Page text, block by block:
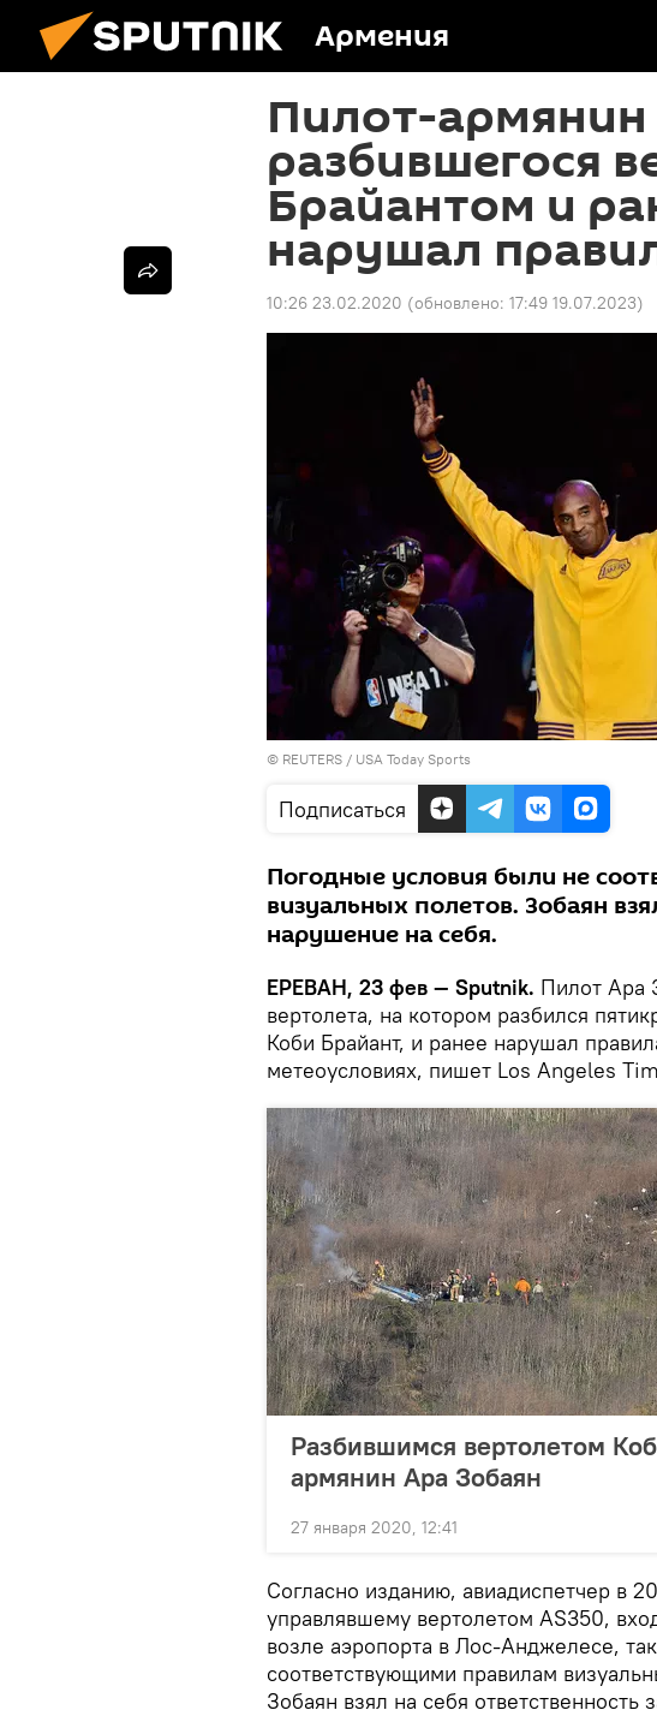
Армения
Пилот-армянин
разбившегося
Брайантом и
нарушал
10:26 23.02.2020 (обновлено: 17:49 19.07.2023)
© REUTERS / USA Today Sports
Подписаться
Погодные условия были не
визуальных полетов. Зобаян
нарушение на себя.
ЕРЕВАН, 23 фев — Sputnik. Пилот Ара
вертолета, на котором разбился
Коби Брайант, и ранее нарушал
метеоусловиях, пишет Los Angeles
Разбившимся вертолетом
армянин Ара Зобаян
27 января 2020, 12:41
Согласно изданию, авиадиспетчер в
управлявшему вертолетом AS350,
возле аэропорта в Лос-Анджелесе,
соответствующими правилам
Зобаян взял на себя ответственность